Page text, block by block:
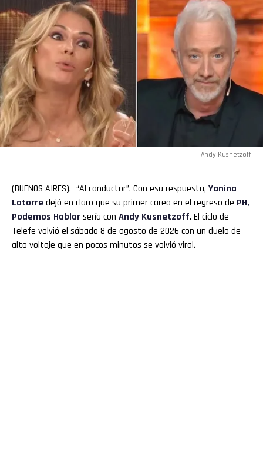
Andy Kusnetzoff
(BUENOS AIRES).- “Al conductor”. Con esa respuesta, Yanina
Latorre dejó en claro que su primer careo en el regreso de PH,
Podemos Hablarsería con Andy Kusnetzoff. El ciclo de
Telefe volvió el sábado 8 de agosto de 2026 con un duelo de
alto voltaje que en pocos minutos se volvió viral.